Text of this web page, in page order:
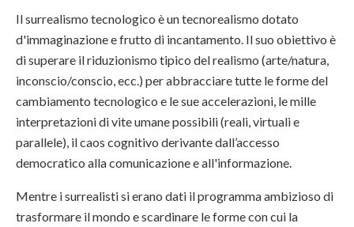
Il surrealismo tecnologico è un tecnorealismo dotato
d'immaginazione e frutto di incantamento. Il suo obiettivo è
di superare il riduzionismo tipico del realismo (arte/natura,
inconscio/conscio, ecc.) per abbracciare tutte le forme del
cambiamento tecnologico e le sue accelerazioni, le mille
interpretazioni di vite umane possibili (reali, virtuali e
parallele), il caos cognitivo derivante dall’accesso
democratico alla comunicazione e all'informazione.
Mentre i surrealisti si erano dati il programma ambizioso di
trasformare il mondo e scardinare le forme con cui la